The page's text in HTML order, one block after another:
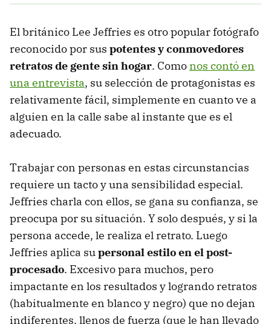
El británico Lee Jeffries es otro popular fotógrafo
reconocido por sus potentes y conmovedores
retratos de gente sin hogar. Comonos contó en
una entrevista, su selección de protagonistas es
relativamente fácil, simplemente en cuanto ve a
alguien en la calle sabe al instante que es el
adecuado.
Trabajar con personas en estas circunstancias
requiere un tacto y una sensibilidad especial.
Jeffries charla con ellos, se gana su confianza, se
preocupa por su situación. Y solo después, y si la
persona accede, le realiza el retrato. Luego
Jeffries aplica supersonal estilo en el post-
procesado. Excesivo para muchos, pero
impactante en los resultados y logrando retratos
(habitualmente en blanco y negro) que no dejan
indiferentes, llenos de fuerza (que le han llevado